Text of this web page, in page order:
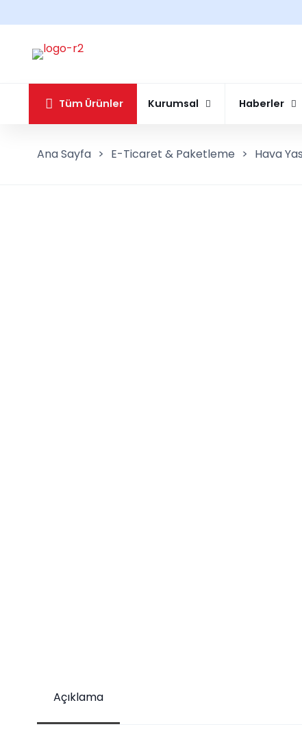
Tüm Ürünler Kurumsal Haberler
Ana Sayfa > E-Ticaret & Paketleme > Hava
Açıklama